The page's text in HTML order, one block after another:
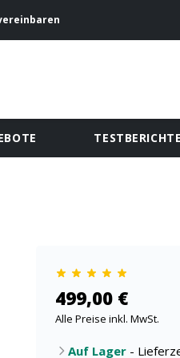
TESTBERICHTE
499,00 €
Alle Preise inkl. MwSt.
Auf Lager -